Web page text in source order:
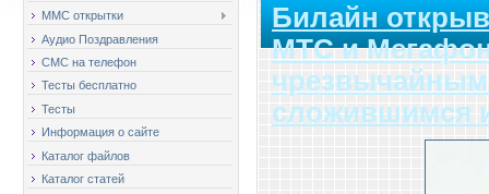
ММС открытки
Аудио Поздравления
СМС на телефон
Тесты бесплатно
Тесты
Информация о сайте
Каталог файлов
Каталог статей
Билайн
МТС и
сложившимся